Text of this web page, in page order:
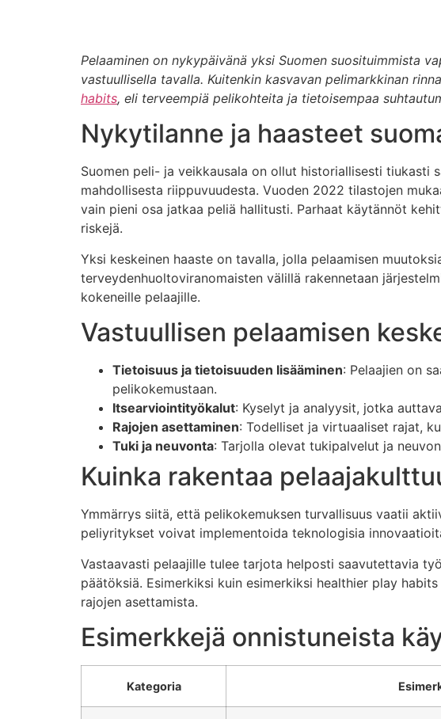
Pelaaminen on nykypäivänä yksi Suomen suosituimmista
vastuullisella tavalla. Kuitenkin kasvavan pelimarkkinan
habits, eli terveempiä pelikohteita ja tietoisempaa
Nykytilanne ja haasteet
Suomen peli- ja veikkausala on ollut historiallisesti tiukasti
mahdollisesta riippuvuudesta. Vuoden 2022 tilastojen
vain pieni osa jatkaa peliä hallitusti. Parhaat käytännöt
riskejä.
Yksi keskeinen haaste on tavalla, jolla pelaamisen
terveydenhuoltoviranomaisten välillä rakennetaan
kokeneille pelaajille.
Vastuullisen pelaamisen
Tietoisuus ja tietoisuuden lisääminen: Pelaajien on
pelikokemustaan.
Itsearviointityökalut: Kyselyt ja analyysit, jotka
Rajojen asettaminen: Todelliset ja virtuaaliset rajat,
Tuki ja neuvonta: Tarjolla olevat tukipalvelut ja
Kuinka rakentaa
Ymmärrys siitä, että pelikokemuksen turvallisuus vaatii
peliyritykset voivat implementoida teknologisia
Vastaavasti pelaajille tulee tarjota helposti saavutettavia
päätöksiä. Esimerkiksi kuin esimerkiksi healthier play
rajojen asettamista.
Esimerkkejä onnistuneista
Kategoria